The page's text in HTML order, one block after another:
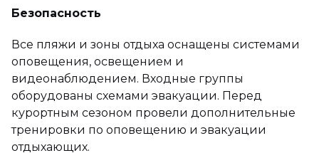
Безопасность
Все пляжи и зоны отдыха оснащены системами
оповещения, освещением и
видеонаблюдением. Входные группы
оборудованы схемами эвакуации. Перед
курортным сезоном провели дополнительные
тренировки по оповещению и эвакуации
отдыхающих.